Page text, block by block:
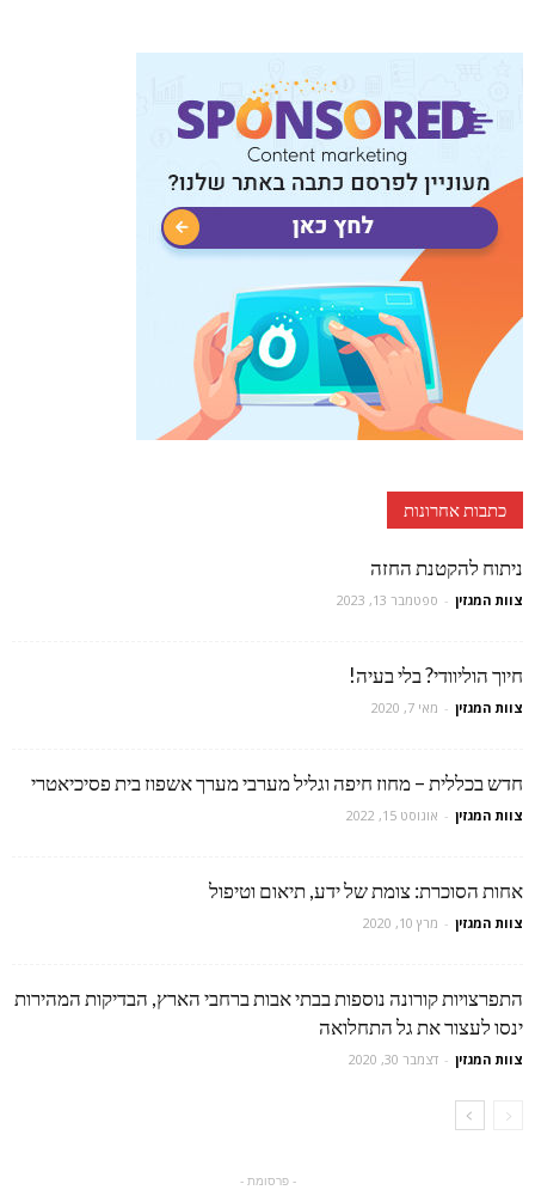
כתבות אחרונות
ניתוח להקטנת החזה
צוות המגזין - ספטמבר 13, 2023
חיוך הוליוודי? בלי בעיה!
צוות המגזין - מאי 7, 2020
חדש בכללית – מחוז חיפה וגליל מערבי מערך אשפוז בית פסיכיאטרי
צוות המגזין - אוגוסט 15, 2022
אחות הסוכרת: צומת של ידע, תיאום וטיפול
צוות המגזין - מרץ 10, 2020
התפרצויות קורונה נוספות בבתי אבות ברחבי הארץ, הבדיקות המהירות
ינסו לעצור את גל התחלואה
צוות המגזין - דצמבר 30, 2020
- פרסומת -